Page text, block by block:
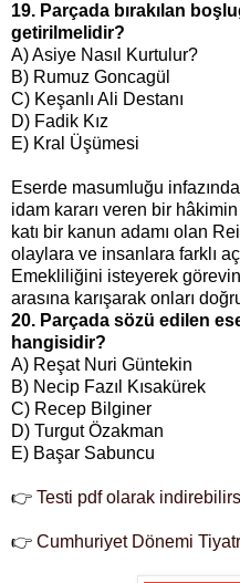
19. Parçada bırakılan
getirilmelidir?
A) Asiye Nasıl Kurtulur?
B) Rumuz Goncagül
C) Keşanlı Ali Destanı
D) Fadik Kız
E) Kral Üşümesi
Eserde masumluğu
idam kararı veren bir
katı bir kanun adamı olan
olaylara ve insanlara farklı
Emekliliğini isteyerek
arasına karışarak onları
20. Parçada sözü edilen
hangisidir?
A) Reşat Nuri Güntekin
B) Necip Fazıl Kısakürek
C) Recep Bilginer
D) Turgut Özakman
E) Başar Sabuncu
👉 Testi pdf olarak
👉 Cumhuriyet Dönemi